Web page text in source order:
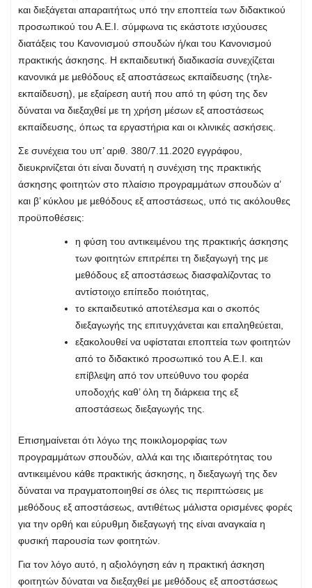
και διεξάγεται απαραιτήτως υπό την εποπτεία των διδακτικού
προσωπικού του Α.Ε.Ι. σύμφωνα τις εκάστοτε ισχύουσες
διατάξεις του Κανονισμού σπουδών ή/και του Κανονισμού
πρακτικής άσκησης. Η εκπαιδευτική διαδικασία συνεχίζεται
κανονικά με μεθόδους εξ αποστάσεως εκπαίδευσης (τηλε-
εκπαίδευση), με εξαίρεση αυτή που από τη φύση της δεν
δύναται να διεξαχθεί με τη χρήση μέσων εξ αποστάσεως
εκπαίδευσης, όπως τα εργαστήρια και οι κλινικές ασκήσεις.
Σε συνέχεια του υπ’ αριθ. 380/7.11.2020 εγγράφου,
διευκρινίζεται ότι είναι δυνατή η συνέχιση της πρακτικής
άσκησης φοιτητών στο πλαίσιο προγραμμάτων σπουδών α’
και β’ κύκλου με μεθόδους εξ αποστάσεως, υπό τις ακόλουθες
προϋποθέσεις:
η φύση του αντικειμένου της πρακτικής άσκησης
των φοιτητών επιτρέπει τη διεξαγωγή της με
μεθόδους εξ αποστάσεως διασφαλίζοντας το
αντίστοιχο επίπεδο ποιότητας,
το εκπαιδευτικό αποτέλεσμα και ο σκοπός
διεξαγωγής της επιτυγχάνεται και επαληθεύεται,
εξακολουθεί να υφίσταται εποπτεία των φοιτητών
από το διδακτικό προσωπικό του Α.Ε.Ι. και
επίβλεψη από τον υπεύθυνο του φορέα
υποδοχής καθ’ όλη τη διάρκεια της εξ
αποστάσεως διεξαγωγής της.
Επισημαίνεται ότι λόγω της ποικιλομορφίας των
προγραμμάτων σπουδών, αλλά και της ιδιαιτερότητας του
αντικειμένου κάθε πρακτικής άσκησης, η διεξαγωγή της δεν
δύναται να πραγματοποιηθεί σε όλες τις περιπτώσεις με
μεθόδους εξ αποστάσεως, αντιθέτως μάλιστα ορισμένες φορές
για την ορθή και εύρυθμη διεξαγωγή της είναι αναγκαία η
φυσική παρουσία των φοιτητών.
Για τον λόγο αυτό, η αξιολόγηση εάν η πρακτική άσκηση
φοιτητών δύναται να διεξαχθεί με μεθόδους εξ αποστάσεως